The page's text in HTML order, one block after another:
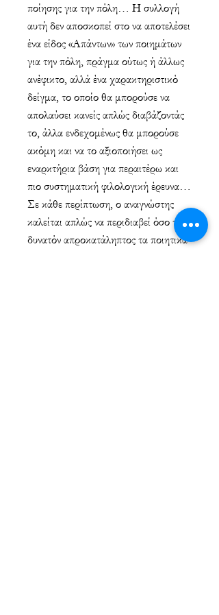
ποίησης για την πόλη… Η συλλογή
αυτή δεν αποσκοπεί στο να αποτελέσει
ένα είδος «Απάντων» των ποιημάτων
για την πόλη, πράγμα ούτως ή άλλως
ανέφικτο, αλλά ένα χαρακτηριστικό
δείγμα, το οποίο θα μπορούσε να
απολαύσει κανείς απλώς διαβάζοντάς
το, άλλα ενδεχομένως θα μπορούσε
ακόμη και να το αξιοποιήσει ως
εναρκτήρια βάση για περαιτέρω και
πιο συστηματική φιλολογική έρευνα…
Σε κάθε περίπτωση, ο αναγνώστης
καλείται απλώς να περιδιαβεί όσο το
δυνατόν απροκατάληπτος τα ποιητικά